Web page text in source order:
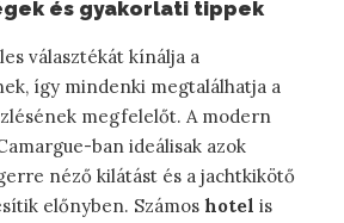
és gyakorlati tippek
választékát kínálja a
így mindenki megtalálhatja a
megfelelőt. A modern
ban ideálisak azok
néző kilátást és a jachtkikötő
előnyben. Számos hotel is